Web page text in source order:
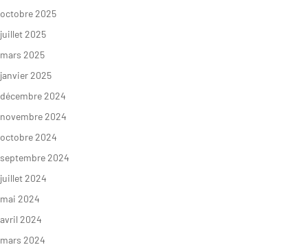
octobre 2025
juillet 2025
mars 2025
janvier 2025
décembre 2024
novembre 2024
octobre 2024
septembre 2024
juillet 2024
mai 2024
avril 2024
mars 2024